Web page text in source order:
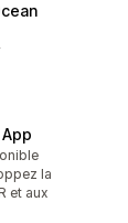
la
et aux